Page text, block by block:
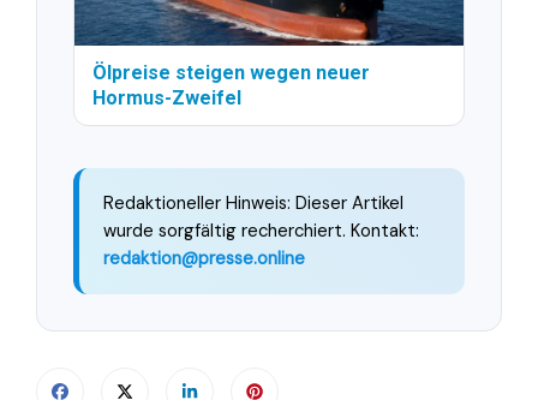
Ölpreise steigen wegen neuer
Hormus-Zweifel
Redaktioneller Hinweis: Dieser Artikel
wurde sorgfältig recherchiert. Kontakt:
redaktion@presse.online